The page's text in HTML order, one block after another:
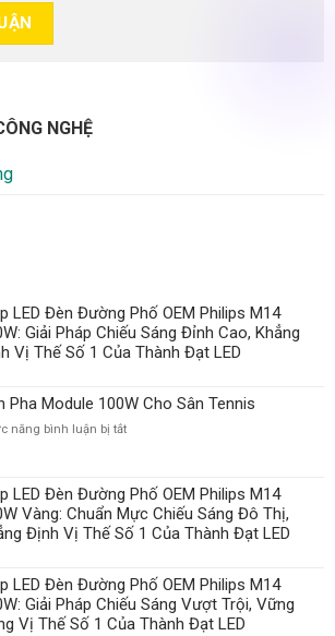
NGHỆ
LED Đèn Đường Phố OEM Philips M14
Giải Pháp Chiếu Sáng Đỉnh Cao, Khẳng
Vị Thế Số 1 Của Thành Đạt LED
Pha Module 100W Cho Sân Tennis
năng bình luận bị tắtở
Module
100W
Cho
Sân
LED Đèn Đường Phố OEM Philips M14
Vàng: Chuẩn Mực Chiếu Sáng Đô Thị,
Định Vị Thế Số 1 Của Thành Đạt LED
LED Đèn Đường Phố OEM Philips M14
Giải Pháp Chiếu Sáng Vượt Trội, Vững
Vị Thế Số 1 Của Thành Đạt LED